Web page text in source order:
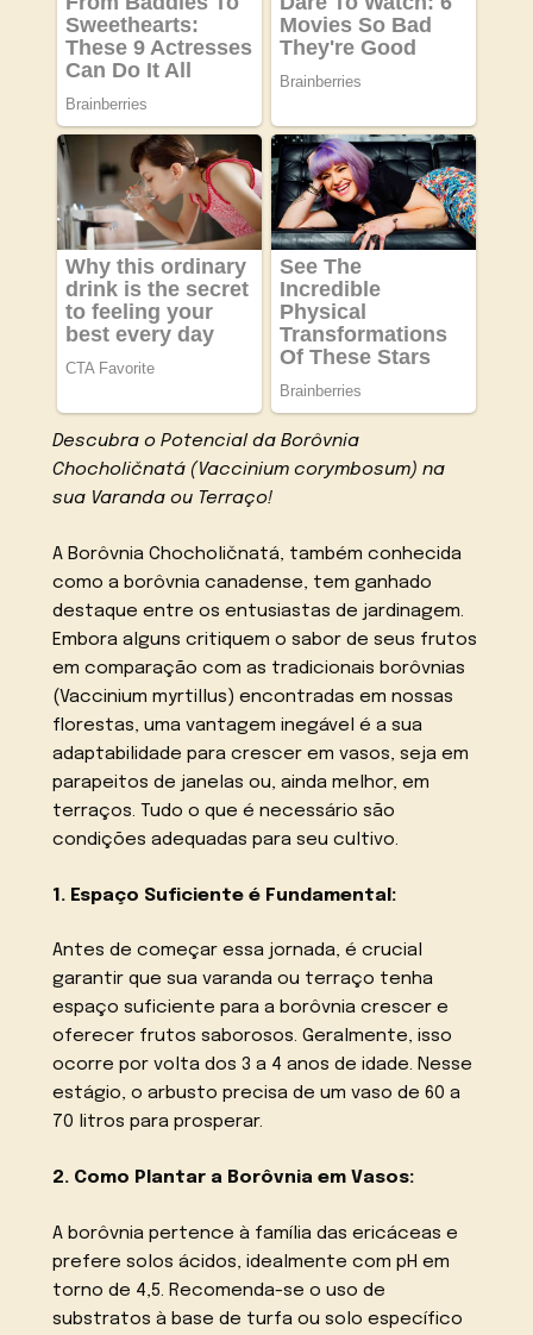
Descubra o Potencial da Borôvnia
Chocholičnatá (Vaccinium corymbosum) na
sua Varanda ou Terraço!
A Borôvnia Chocholičnatá, também conhecida
como a borôvnia canadense, tem ganhado
destaque entre os entusiastas de jardinagem.
Embora alguns critiquem o sabor de seus frutos
em comparação com as tradicionais borôvnias
(Vaccinium myrtillus) encontradas em nossas
florestas, uma vantagem inegável é a sua
adaptabilidade para crescer em vasos, seja em
parapeitos de janelas ou, ainda melhor, em
terraços. Tudo o que é necessário são
condições adequadas para seu cultivo.
1. Espaço Suficiente é Fundamental:
Antes de começar essa jornada, é crucial
garantir que sua varanda ou terraço tenha
espaço suficiente para a borôvnia crescer e
oferecer frutos saborosos. Geralmente, isso
ocorre por volta dos 3 a 4 anos de idade. Nesse
estágio, o arbusto precisa de um vaso de 60 a
70 litros para prosperar.
2. Como Plantar a Borôvnia em Vasos:
A borôvnia pertence à família das ericáceas e
prefere solos ácidos, idealmente com pH em
torno de 4,5. Recomenda-se o uso de
substratos à base de turfa ou solo específico